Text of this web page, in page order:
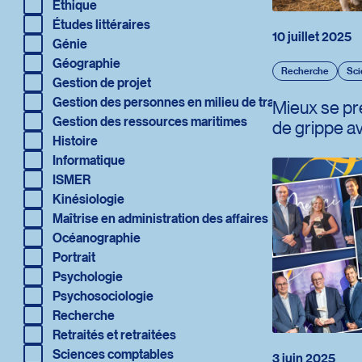
Éthique
Études littéraires
Redirection vers la page : Études littéraires
Génie
Redirection vers la page : Génie
Géographie
Redirection vers la page : Géographie
Gestion de projet
Redirection vers la page : Gestion de projet
Gestion des personnes en milieu de travail
Redirection vers la page : Gestion des personnes en milieu de
Gestion des ressources maritimes
Redirection vers la page : Gestion des ressources maritimes
Histoire
Redirection vers la page : Histoire
Informatique
Redirection vers la page : Informatique
ISMER
Redirection vers la page : ISMER
Kinésiologie
Redirection vers la page : Kinésiologie
Maîtrise en administration des affaires
Redirection vers la page : Maîtrise en administration des
Océanographie
Redirection vers la page : Océanographie
Portrait
Redirection vers la page : Portrait
Psychologie
Redirection vers la page : Psychologie
Psychosociologie
Redirection vers la page : Psychosociologie
Recherche
Redirection vers la page : Recherche
Retraités et retraitées
Redirection vers la page : Retraités et retraitées
Sciences comptables
Redirection vers la page : Sciences comptables
10 juillet 2025
Recherche
Mieux se
de grippe
3 juin 2025